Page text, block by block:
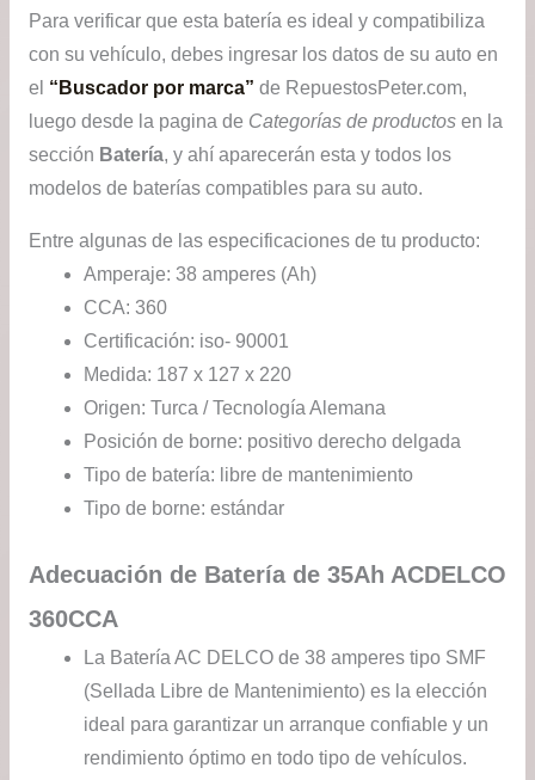
Para verificar que esta batería es ideal y compatibiliza
con su vehículo, debes ingresar los datos de su auto en
el “Buscador por marca” de RepuestosPeter.com,
luego desde la pagina de Categorías de productosen la
sección Batería, y ahí aparecerán esta y todos los
modelos de baterías compatibles para su auto.
Entre algunas de las especificaciones de tu producto:
Amperaje: 38 amperes (Ah)
CCA: 360
Certificación: iso- 90001
Medida: 187 x 127 x 220
Origen: Turca / Tecnología Alemana
Posición de borne: positivo derecho delgada
Tipo de batería: libre de mantenimiento
Tipo de borne: estándar
Adecuación de Batería de 35Ah ACDELCO
360CCA
La Batería AC DELCO de 38 amperes tipo SMF
(Sellada Libre de Mantenimiento) es la elección
ideal para garantizar un arranque confiable y un
rendimiento óptimo en todo tipo de vehículos.